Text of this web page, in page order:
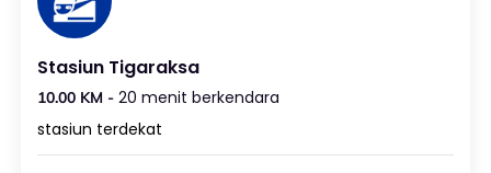
Stasiun Tigaraksa
10.00 KM - 20 menit berkendara
stasiun terdekat